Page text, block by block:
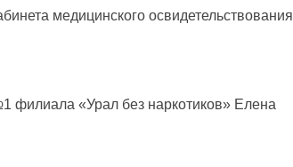
медицинского освидетельствования
филиала «Урал без наркотиков» Елена